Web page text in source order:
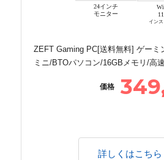
24インチ
モニター
イン
ZEFT Gaming PC[送料無料] ゲーミ
ミニ/BTOパソコン/16GBメモリ/高
価格
詳しくはこちら